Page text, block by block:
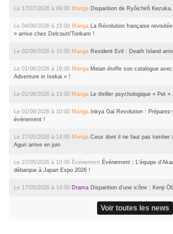
Le 17/07/2026 à 09:00 Manga Disparition de Ryôichirô
Le 04/06/2026 à 15:00 Manga
La Révolution française
» arrive chez Delcourt/Tonkam !
Le 02/06/2026 à 10:00 Manga Resident Evil : Death Island
Le 01/06/2026 à 16:00 Manga Meian étoffe son catalogue
Adventure in Isekai » !
Le 01/06/2026 à 14:00 Manga Le thriller psychologique « Pet
Le 01/06/2026 à 10:00 Manga Inkya Gal Revolution :
événement !
Le 27/05/2026 à 14:00 Manga Ceux dont il ne faut pas tomber
Aguri arrive en juin
Le 27/05/2026 à 10:00 Événement Événement : L'équipe
débarque à Japan Expo 2026 !
Le 17/05/2026 à 14:00 Drama Disparition d'une icône : Kenji
Voir toutes les news